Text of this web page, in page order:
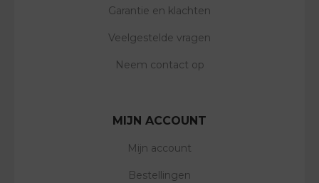
Garantie en klachten
Veelgestelde vragen
Neem contact op
MIJN ACCOUNT
Mijn account
Bestellingen